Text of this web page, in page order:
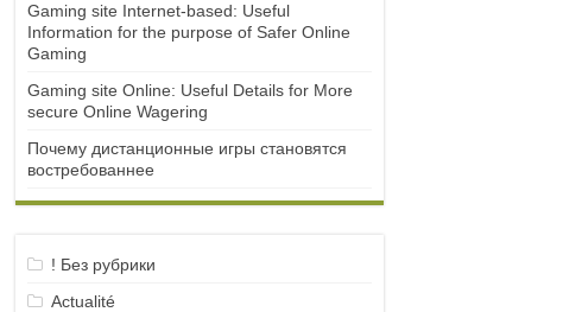
Gaming site Internet-based: Useful
Information for the purpose of Safer Online
Gaming
Gaming site Online: Useful Details for More
secure Online Wagering
Почему дистанционные игры становятся
востребованнее
! Без рубрики
Actualité